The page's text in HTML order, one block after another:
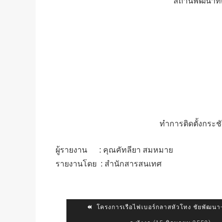
ทำการติดตั้งกระ
ผู้รายงาน : คุณคัทลียา สมหมาย
รายงานโดย : สำนักสารสนเทศ
โครงการเรือไฟเบอร์กลาสหัวโทง ชัยพัฒน